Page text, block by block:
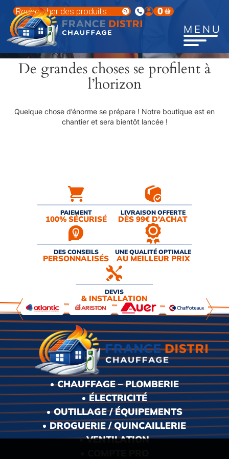
contenu
principal
Recherche
de
produits
0
MENU
De grandes choses se profilent à
l’horizon
Quelque chose d’énorme se prépare ! Notre boutique est en
chantier et sera bientôt lancée !
PAIEMENT
100% SÉCURISÉ
LIVRAISON OFFERTE
DÈS 99€ D’ACHAT
DES CONSEILS
PERSONNALISÉS
UNE QUALITÉ OPTIMALE
AU MEILLEUR PRIX
DEVIS
& INSTALLATION
CHAUFFAGE – PLOMBERIE
ÉLECTRICITÉ
OUTILLAGE / ÉQUIPEMENTS
DROGUERIE / QUINCAILLERIE
VENTILATION